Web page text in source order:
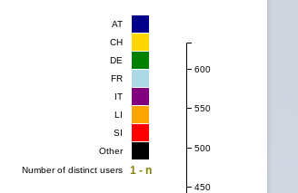
450
500
550
600
AT
CH
DE
FR
IT
LI
SI
Other
1 - n
Number of distinct users